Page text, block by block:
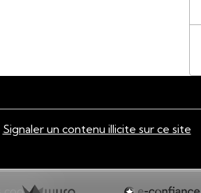
Signaler un contenu illicite sur ce site